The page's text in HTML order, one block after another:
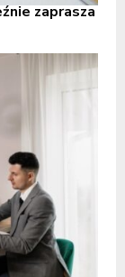
zaprasza